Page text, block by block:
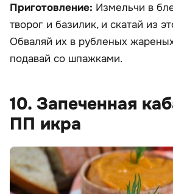
Приготовление: Измельчи в
творог и базилик, и скатай из
Обваляй их в рубленых
подавай со шпажками.
10. Запеченная
ПП икра